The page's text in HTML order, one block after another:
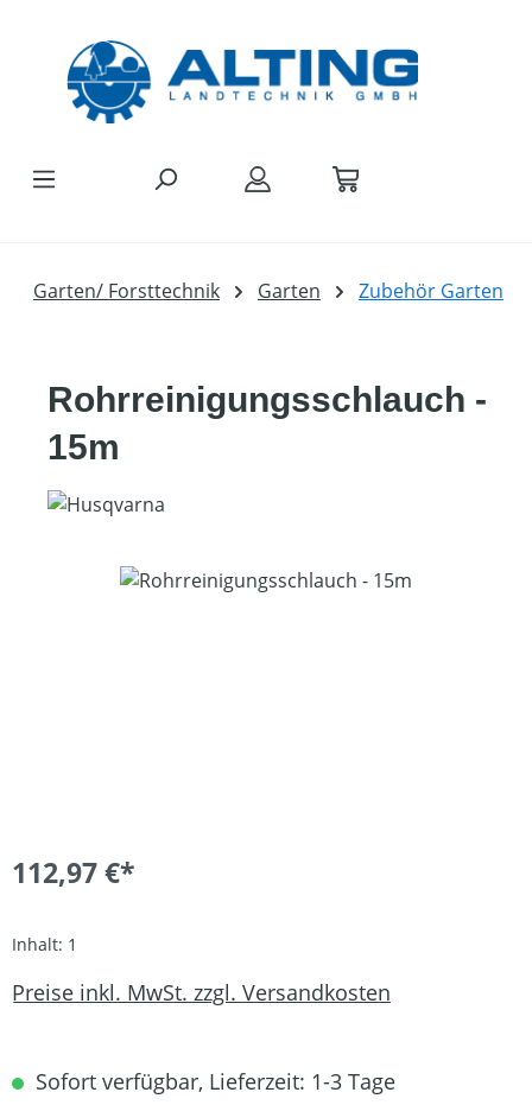
Garten/ Forsttechnik Garten Zubehör Garten
Rohrreinigungsschlauch -
15m
Bildergalerie überspringen
112,97 €*
Inhalt: 1
Preise inkl. MwSt. zzgl. Versandkosten
Sofort verfügbar, Lieferzeit: 1-3 Tage